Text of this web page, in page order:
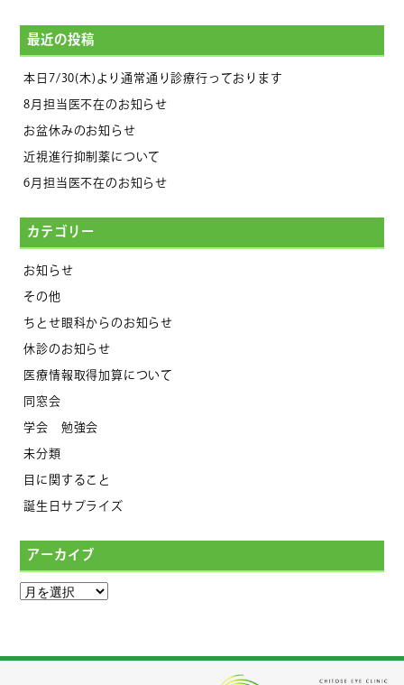
最近の投稿
本日7/30(木)より通常通り診療行っております
8月担当医不在のお知らせ
お盆休みのお知らせ
近視進行抑制薬について
6月担当医不在のお知らせ
カテゴリー
お知らせ
その他
ちとせ眼科からのお知らせ
休診のお知らせ
医療情報取得加算について
同窓会
学会 勉強会
未分類
目に関すること
誕生日サプライズ
アーカイブ